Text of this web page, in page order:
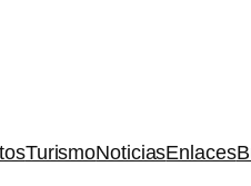
TurismoNoticiasEnlaces